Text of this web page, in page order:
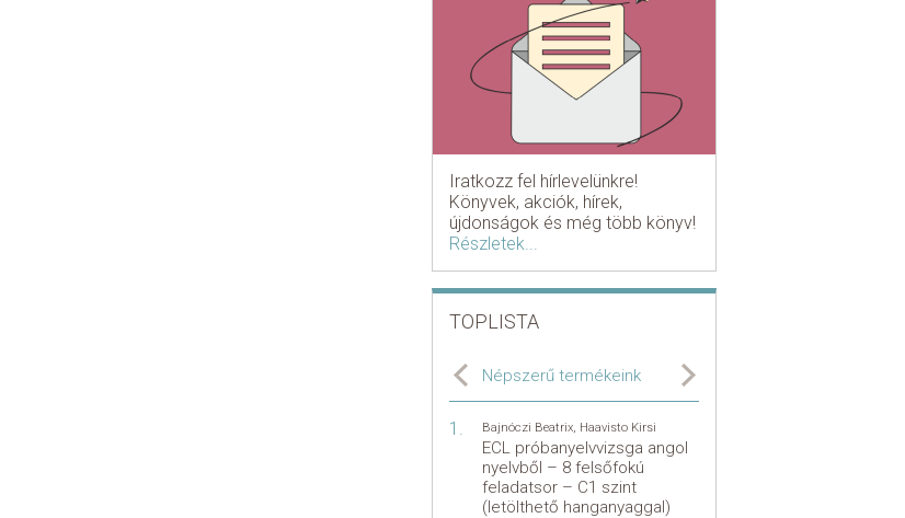
Iratkozz fel hírlevelünkre!
Könyvek, akciók, hírek,
újdonságok és még több könyv!
Részletek...
TOPLISTA
Népszerű termékeink
Bajnóczi Beatrix, Haavisto Kirsi
ECL próbanyelvvizsga angol
nyelvből – 8 felsőfokú
feladatsor – C1 szint
(letölthető hanganyaggal)